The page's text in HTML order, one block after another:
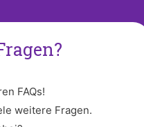
FAQs!
weitere Fragen.